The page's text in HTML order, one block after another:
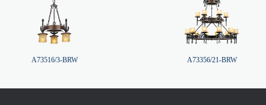
A73516/3-BRW A73356/21-BRW